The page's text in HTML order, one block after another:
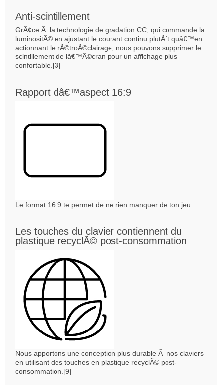
Anti-scintillement
GrÃ¢ce Ã la technologie de gradation CC, qui commande la
luminositÃ© en ajustant le courant continu plutÃ´t quâ€™en
actionnant le rÃ©troÃ©clairage, nous pouvons supprimer le
scintillement de lâ€™Ã©cran pour un affichage plus
confortable.[3]
Rapport dâ€™aspect 16:9
Le format 16:9 te permet de ne rien manquer de ton jeu.
Les touches du clavier contiennent du
plastique recyclÃ© post-consommation
Nous apportons une conception plus durable Ã nos claviers
en utilisant des touches en plastique recyclÃ© post-
consommation.[9]